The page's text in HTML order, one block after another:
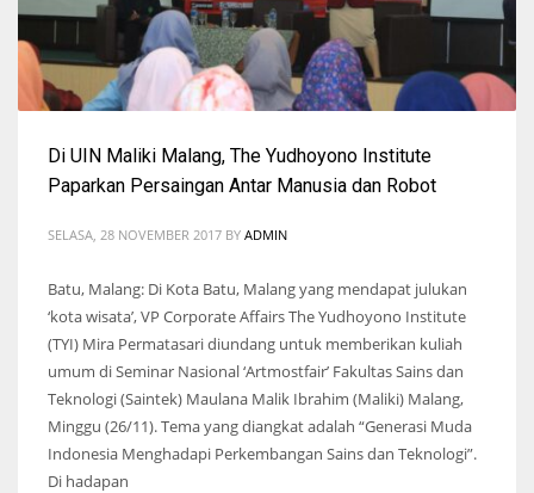
Di UIN Maliki Malang, The Yudhoyono Institute
Paparkan Persaingan Antar Manusia dan Robot
SELASA, 28 NOVEMBER 2017 BY ADMIN
Batu, Malang: Di Kota Batu, Malang yang mendapat julukan
‘kota wisata’, VP Corporate Affairs The Yudhoyono Institute
(TYI) Mira Permatasari diundang untuk memberikan kuliah
umum di Seminar Nasional ‘Artmostfair’ Fakultas Sains dan
Teknologi (Saintek) Maulana Malik Ibrahim (Maliki) Malang,
Minggu (26/11). Tema yang diangkat adalah “Generasi Muda
Indonesia Menghadapi Perkembangan Sains dan Teknologi”.
Di hadapan